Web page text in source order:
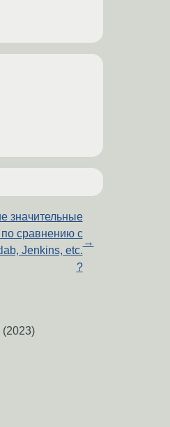
значительные
по сравнению с
Jenkins, etc.
?
→
(2023)